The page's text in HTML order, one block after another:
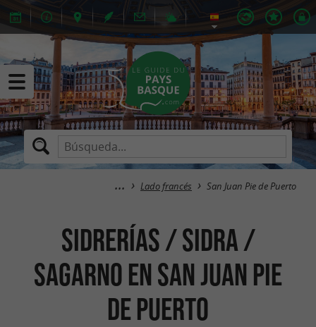
Lado francés San Juan Pie de Puerto
Sidrerías / Sidra /
Sagarno en San Juan Pie
de Puerto